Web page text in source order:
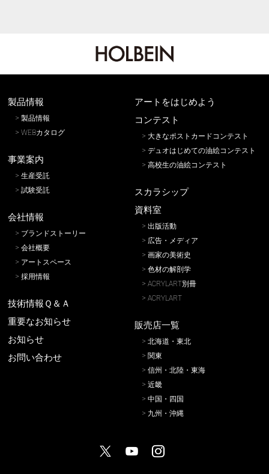
製品情報
製品情報
WEBカタログ
事業案内
生産受託
試験受託
会社情報
ブランドストーリー
会社概要
アートスペース
採用情報
アートをはじめよう
コンテスト
大きなポストカードコンテスト
デュオはじめての油絵コンテスト
高校生の油絵コンテスト
スカラシップ
資料室
出版活動
広告・メディア
画家の美術史
色材の解剖学
ACRYLART別冊
ACRYLART
販売店一覧
北海道・東北
関東
信州・北陸・東海
近畿
中国・四国
九州・沖縄
技術情報Ｑ＆Ａ
重要なお知らせ
お知らせ
お問い合わせ